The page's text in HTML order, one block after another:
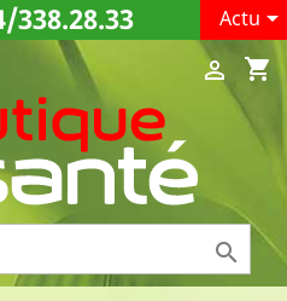
338.28.33 Actu
shopping_cart

